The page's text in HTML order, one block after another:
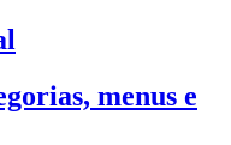
menus e